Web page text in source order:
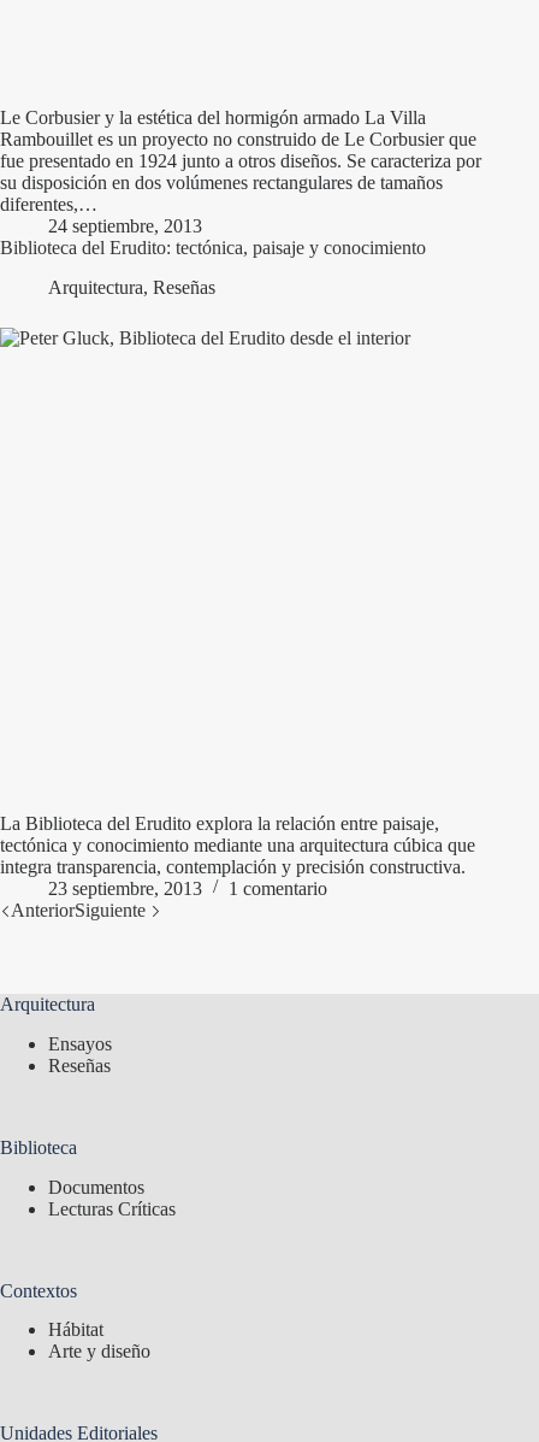
Le Corbusier y la estética del hormigón armado La Villa
Rambouillet es un proyecto no construido de Le Corbusier que
fue presentado en 1924 junto a otros diseños. Se caracteriza por
su disposición en dos volúmenes rectangulares de tamaños
diferentes,…
24 septiembre, 2013
Biblioteca del Erudito: tectónica, paisaje y conocimiento
Arquitectura, Reseñas
La Biblioteca del Erudito explora la relación entre paisaje,
tectónica y conocimiento mediante una arquitectura cúbica que
integra transparencia, contemplación y precisión constructiva.
23 septiembre, 2013
1 comentario
AnteriorSiguiente
Arquitectura
Ensayos
Reseñas
Biblioteca
Documentos
Lecturas Críticas
Contextos
Hábitat
Arte y diseño
Unidades Editoriales